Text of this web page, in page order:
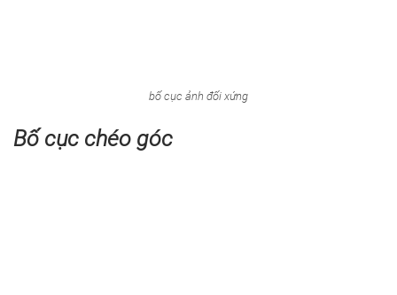
bố cục ảnh đối xứng
Bố cục chéo góc